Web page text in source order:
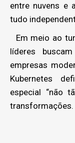
entre nuvens e
tudo
Em meio ao
líderes
empresas
Kubernetes
especial “não
transformações.